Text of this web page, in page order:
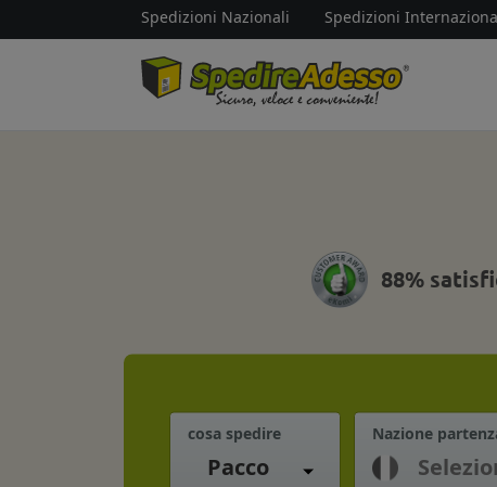
Spedizioni Nazionali Spedizioni
88%
cosa spedire
Pacco
Nazione